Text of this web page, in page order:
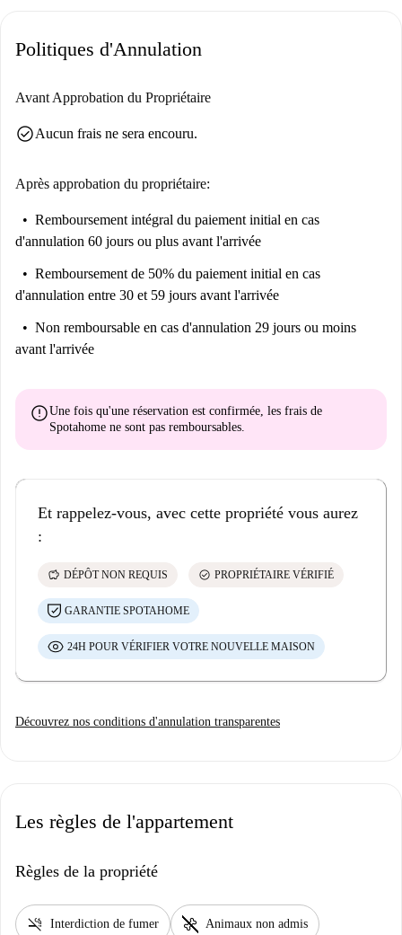
Politiques d'Annulation
Avant Approbation du Propriétaire
check_circleAucun frais ne sera encouru.
Après approbation du propriétaire:
Remboursement intégral du paiement initial en cas
d'annulation 60 jours ou plus avant l'arrivée
Remboursement de 50% du paiement initial en cas
d'annulation entre 30 et 59 jours avant l'arrivée
Non remboursable en cas d'annulation 29 jours ou moins
avant l'arrivée
errorUne fois qu'une réservation est confirmée, les frais de
Spotahome ne sont pas remboursables.
Et rappelez-vous, avec cette propriété vous aurez
:
savings DÉPÔT NON REQUIS check_circle PROPRIÉTAIRE VÉRIFIÉ
GARANTIE SPOTAHOME
24H POUR VÉRIFIER VOTRE NOUVELLE MAISON
Découvrez nos conditions d'annulation transparentes
Les règles de l'appartement
Règles de la propriété
smoke_free Interdiction de fumer pet_supplies Animaux non admis